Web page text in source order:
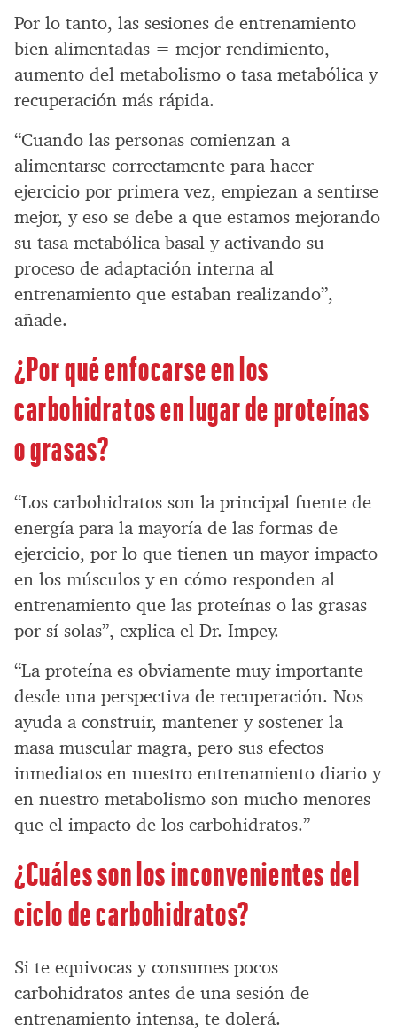
Por lo tanto, las sesiones de entrenamiento
bien alimentadas = mejor rendimiento,
aumento del metabolismo o tasa metabólica y
recuperación más rápida.
“Cuando las personas comienzan a
alimentarse correctamente para hacer
ejercicio por primera vez, empiezan a sentirse
mejor, y eso se debe a que estamos mejorando
su tasa metabólica basal y activando su
proceso de adaptación interna al
entrenamiento que estaban realizando”,
añade.
¿Por qué enfocarse en los
carbohidratos en lugar de proteínas
o grasas?
“Los carbohidratos son la principal fuente de
energía para la mayoría de las formas de
ejercicio, por lo que tienen un mayor impacto
en los músculos y en cómo responden al
entrenamiento que las proteínas o las grasas
por sí solas”, explica el Dr. Impey.
“La proteína es obviamente muy importante
desde una perspectiva de recuperación. Nos
ayuda a construir, mantener y sostener la
masa muscular magra, pero sus efectos
inmediatos en nuestro entrenamiento diario y
en nuestro metabolismo son mucho menores
que el impacto de los carbohidratos.”
¿Cuáles son los inconvenientes del
ciclo de carbohidratos?
Si te equivocas y consumes pocos
carbohidratos antes de una sesión de
entrenamiento intensa, te dolerá.